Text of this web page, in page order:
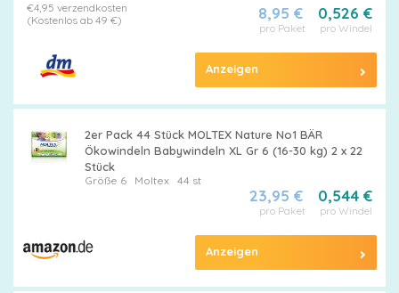
€4,95 verzendkosten
(Kostenlos ab 49 €)
0,526 €
pro Windel
8,95 €
pro Paket
Anzeigen
2er Pack 44 Stück MOLTEX Nature No1 BÄR
Ökowindeln Babywindeln XL Gr 6 (16-30 kg) 2 x 22
Stück
Größe 6 Moltex44 st
0,544 €
pro Windel
23,95 €
pro Paket
Anzeigen